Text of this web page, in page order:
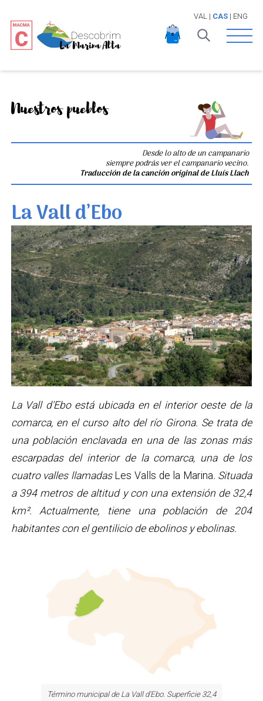
VAL | CAS| ENG
Open
Nuestros pueblos
Desde lo alto de un campanario
siempre podrás ver el campanario vecino.
Traducción de la canción original de Lluís Llach
La Vall d’Ebo
La Vall d'Ebo está ubicada en el interior oeste de la
comarca, en el curso alto del río Girona. Se trata de
una población enclavada en una de las zonas más
escarpadas del interior de la comarca, una de los
cuatro valles llamadas Les Valls de la Marina. Situada
a 394 metros de altitud y con una extensión de 32,4
km². Actualmente, tiene una población de 204
habitantes con el gentilicio de ebolinos y ebolinas.
Término municipal de La Vall d'Ebo. Superficie 32,4